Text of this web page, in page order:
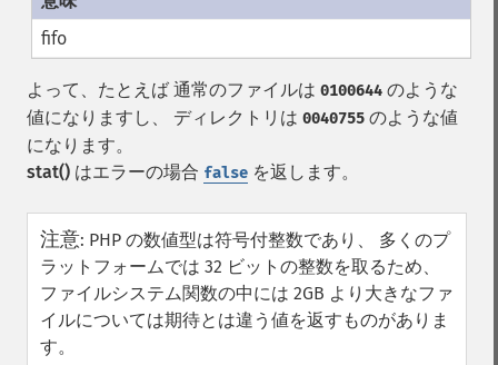
fifo
よって、たとえば 通常のファイルは 0100644 のような
値になりますし、 ディレクトリは 0040755 のような値
になります。
stat() はエラーの場合 false を返します。
注意: PHP の数値型は符号付整数であり、 多くのプ
ラットフォームでは 32 ビットの整数を取るため、
ファイルシステム関数の中には 2GB より大きなファ
イルについては期待とは違う値を返すものがありま
す。